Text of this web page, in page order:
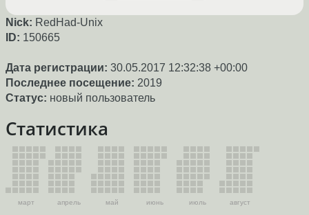
Nick: RedHad-Unix
ID: 150665
Дата регистрации: 30.05.2017 12:32:38 +00:00
Последнее посещение: 2019
Статус: новый пользователь
Статистика
март апрель май июнь июль август